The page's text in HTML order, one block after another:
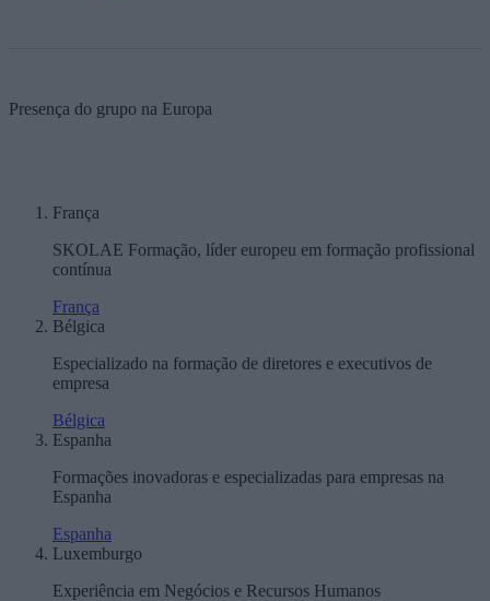
Presença do grupo na Europa
França
SKOLAE Formação, líder europeu em formação profissional
contínua
França
Bélgica
Especializado na formação de diretores e executivos de
empresa
Bélgica
Espanha
Formações inovadoras e especializadas para empresas na
Espanha
Espanha
Luxemburgo
Experiência em Negócios e Recursos Humanos